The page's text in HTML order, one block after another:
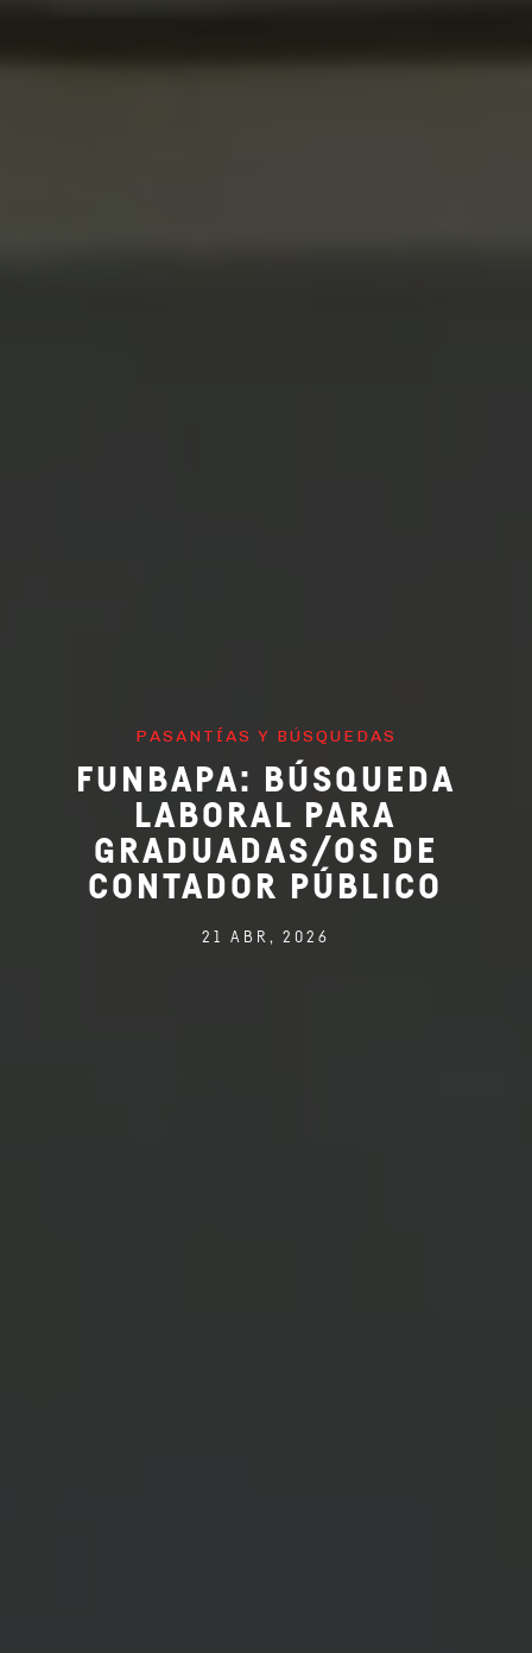
PASANTÍAS Y BÚSQUEDAS
FUNBAPA: BÚSQUEDA
LABORAL PARA
GRADUADAS/OS DE
CONTADOR PÚBLICO
21 ABR, 2026